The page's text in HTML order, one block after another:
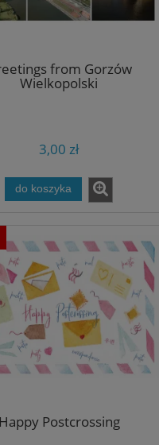
from Gorzów
Wielkopolski
3,00 zł
do koszyka
Happy Postcrossing